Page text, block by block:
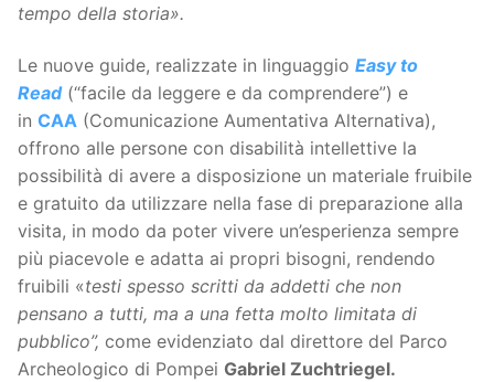
tempo della storia».
Le nuove guide, realizzate in linguaggio Easy to
Read(“facile da leggere e da comprendere”) e
in CAA (Comunicazione Aumentativa Alternativa),
offrono alle persone con disabilità intellettive la
possibilità di avere a disposizione un materiale fruibile
e gratuito da utilizzare nella fase di preparazione alla
visita, in modo da poter vivere un’esperienza sempre
più piacevole e adatta ai propri bisogni, rendendo
fruibili «testi spesso scritti da addetti che non
pensano a tutti, ma a una fetta molto limitata di
pubblico”, come evidenziato dal direttore del Parco
Archeologico di Pompei Gabriel Zuchtriegel.